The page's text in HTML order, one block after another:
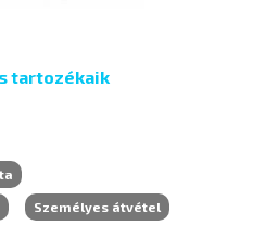
tartozékaik
Személyes átvétel